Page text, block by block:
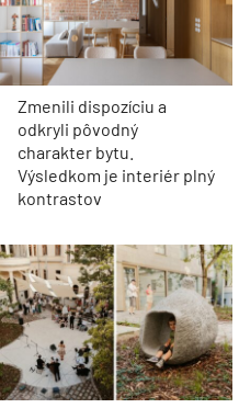
Zmenili dispozíciu a
odkryli pôvodný
charakter bytu.
Výsledkom je interiér plný
kontrastov